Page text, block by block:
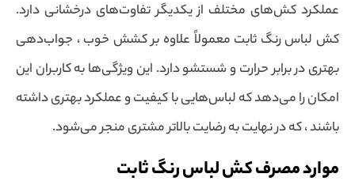
عملکرد کش‌های مختلف از یکدیگر تفاوت‌های درخشانی دارد.
کش لباس رنگ ثابت معمولاً علاوه بر کشش خوب ، جواب‌دهی
بهتری در برابر حرارت و شستشو دارد. این ویژگی‌ها به کاربران این
امکان را می‌دهد که لباس‌هایی با کیفیت و عملکرد بهتری داشته
باشند ، که در نهایت به رضایت بالاتر مشتری منجر می‌شود.
موارد مصرف کش لباس رنگ ثابت